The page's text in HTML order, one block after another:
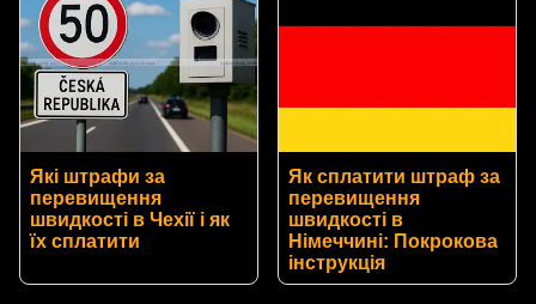
Які штрафи за
перевищення
швидкості в Чехії і як
їх сплатити
Як сплатити штраф за
перевищення
швидкості в
Німеччині: Покрокова
інструкція